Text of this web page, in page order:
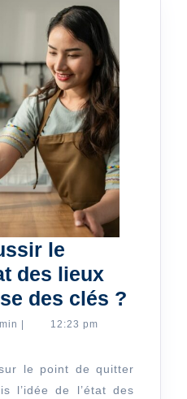
le
des lieux
des clés ?
admin
| 12:23 pm
l’idée de l’état des